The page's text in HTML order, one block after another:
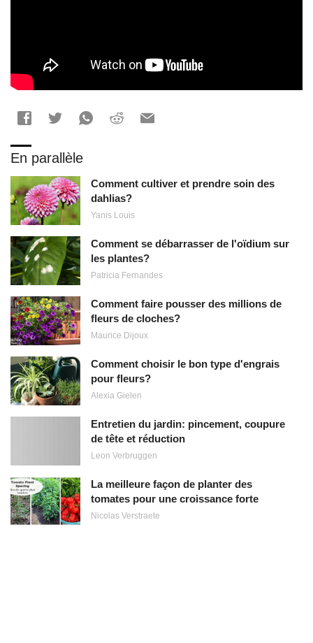
En parallèle
Comment cultiver et prendre soin des
dahlias?
Yanis Louis
Comment se débarrasser de l'oïdium sur
les plantes?
Patricia Fernandes
Comment faire pousser des millions de
fleurs de cloches?
Maurice Dijoux
Comment choisir le bon type d'engrais
pour fleurs?
Alexia Gielen
Entretien du jardin: pincement, coupure
de tête et réduction
Leon Verbruggen
La meilleure façon de planter des
tomates pour une croissance forte
Nicolas Verstraete